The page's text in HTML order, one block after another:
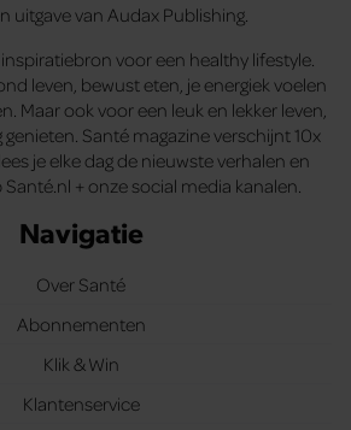
uitgave van Audax Publishing.
voor een healthy lifestyle.
leven, bewust eten, je energiek voelen
Maar ook voor een leuk en lekker leven,
Santé magazine verschijnt 10x
je elke dag de nieuwste verhalen en
+ onze social media kanalen.
Navigatie
Over Santé
Abonnementen
Klik & Win
Klantenservice